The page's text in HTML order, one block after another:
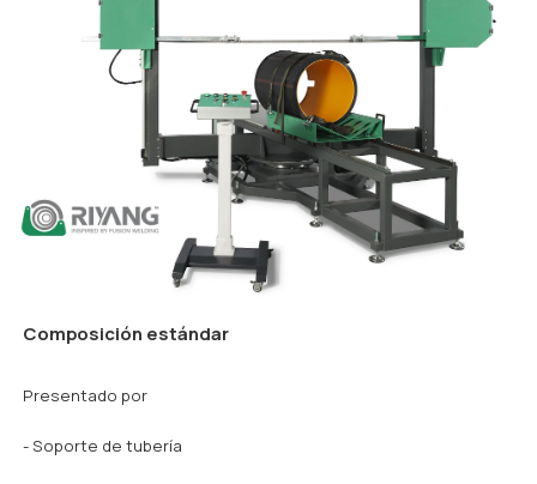
Composición estándar
Presentado por
- Soporte de tubería